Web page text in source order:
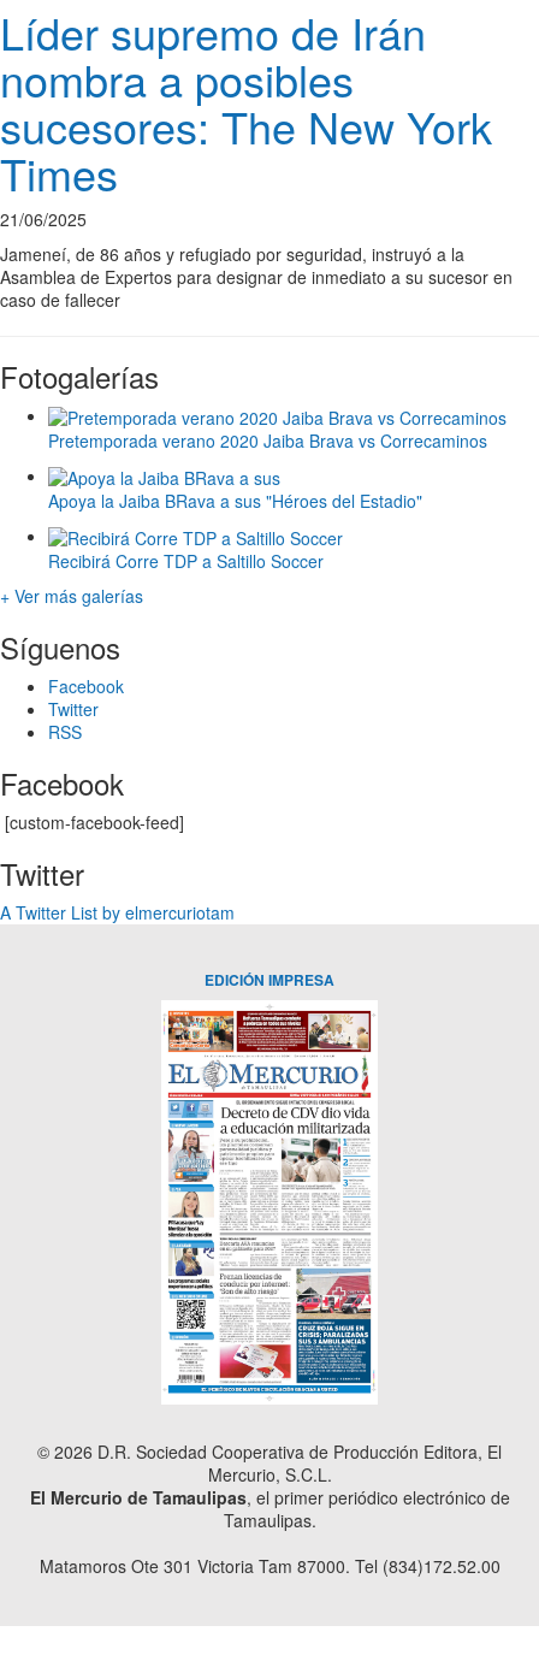
Líder supremo de Irán
nombra a posibles
sucesores: The New York
Times
21/06/2025
Jameneí, de 86 años y refugiado por seguridad, instruyó a la
Asamblea de Expertos para designar de inmediato a su sucesor en
caso de fallecer
Fotogalerías
Pretemporada verano 2020 Jaiba Brava vs Correcaminos
Apoya la Jaiba BRava a sus "Héroes del Estadio"
Recibirá Corre TDP a Saltillo Soccer
+ Ver más galerías
Síguenos
Facebook
Twitter
RSS
Facebook
[custom-facebook-feed]
Twitter
A Twitter List by elmercuriotam
EDICIÓN IMPRESA
© 2026 D.R. Sociedad Cooperativa de Producción Editora, El
Mercurio, S.C.L.
El Mercurio de Tamaulipas, el primer periódico electrónico de
Tamaulipas.
Matamoros Ote 301 Victoria Tam 87000. Tel (834)172.52.00